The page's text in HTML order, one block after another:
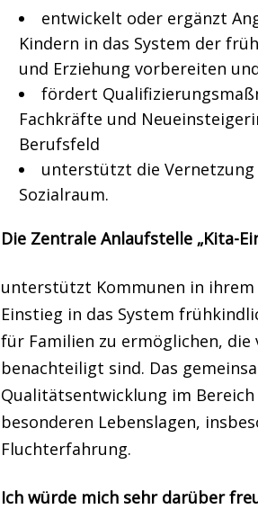
entwickelt oder ergänzt
Kindern in das System der
und Erziehung vorbereiten
fördert
Fachkräfte und
Berufsfeld
unterstützt die
Sozialraum.
Die Zentrale Anlaufstelle „Kita-
unterstützt Kommunen in ihrem
Einstieg in das System
für Familien zu ermöglichen, die
benachteiligt sind. Das
Qualitätsentwicklung im Bereich
besonderen Lebenslagen,
Fluchterfahrung.
Ich würde mich sehr darüber